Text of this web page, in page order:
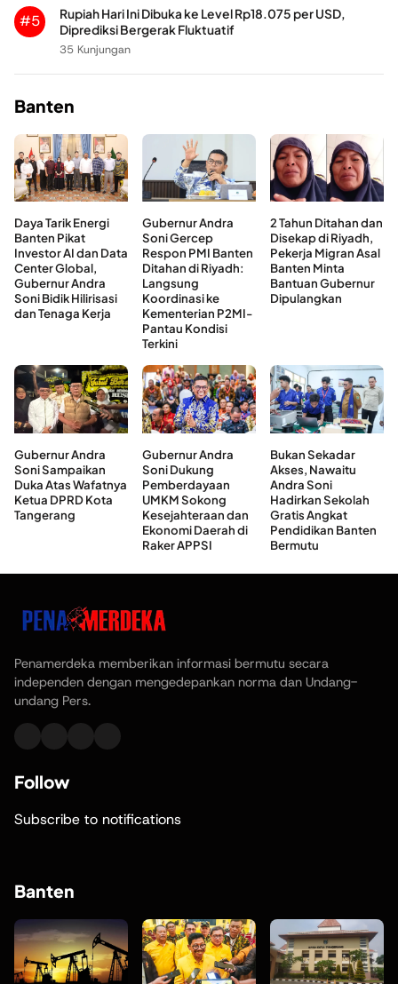
#5
Rupiah Hari Ini Dibuka ke Level Rp18.075 per USD,
Diprediksi Bergerak Fluktuatif
35 Kunjungan
Banten
Daya Tarik Energi
Banten Pikat
Investor AI dan Data
Center Global,
Gubernur Andra
Soni Bidik Hilirisasi
dan Tenaga Kerja
Gubernur Andra
Soni Gercep
Respon PMI Banten
Ditahan di Riyadh:
Langsung
Koordinasi ke
Kementerian P2MI-
Pantau Kondisi
Terkini
2 Tahun Ditahan dan
Disekap di Riyadh,
Pekerja Migran Asal
Banten Minta
Bantuan Gubernur
Dipulangkan
Gubernur Andra
Soni Sampaikan
Duka Atas Wafatnya
Ketua DPRD Kota
Tangerang
Gubernur Andra
Soni Dukung
Pemberdayaan
UMKM Sokong
Kesejahteraan dan
Ekonomi Daerah di
Raker APPSI
Bukan Sekadar
Akses, Nawaitu
Andra Soni
Hadirkan Sekolah
Gratis Angkat
Pendidikan Banten
Bermutu
Penamerdeka memberikan informasi bermutu secara
independen dengan mengedepankan norma dan Undang-
undang Pers.
Follow
Subscribe to notifications
Banten